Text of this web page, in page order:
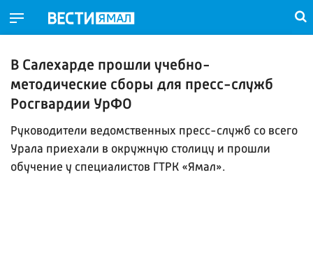
В Салехарде прошли учебно-
методические сборы для пресс-служб
Росгвардии УрФО
Руководители ведомственных пресс-служб со всего
Урала приехали в окружную столицу и прошли
обучение у специалистов ГТРК «Ямал».